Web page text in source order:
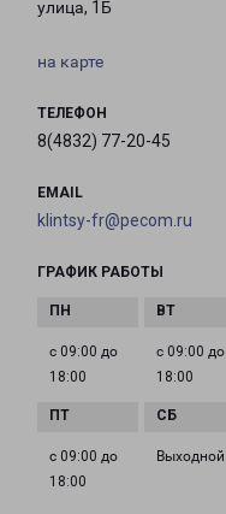
улица, 1Б
на карте
ТЕЛЕФОН
8(4832) 77-20-45
EMAIL
klintsy-fr@pecom.ru
ГРАФИК РАБОТЫ
с 09:00 до
18:00
с 09:00 до
18:00
с 09:00 до
18:00
Выходной